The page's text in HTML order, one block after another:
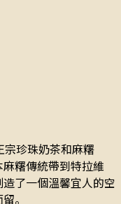
宗珍珠奶茶和麻糬
糬傳統帶到特拉維
了一個溫馨宜人的空
。